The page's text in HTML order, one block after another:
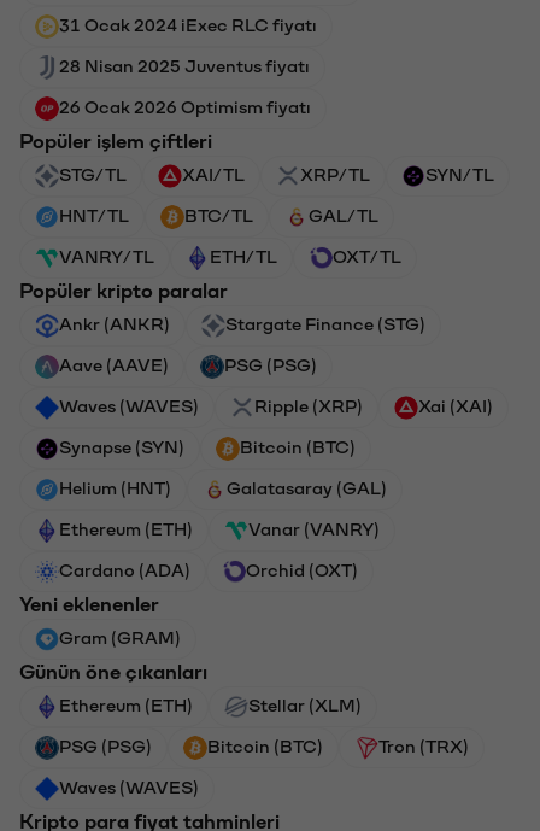
31 Ocak 2024 iExec RLC fiyatı
28 Nisan 2025 Juventus fiyatı
26 Ocak 2026 Optimism fiyatı
Popüler işlem çiftleri
STG/TL XAI/TL XRP/TL SYN/TL
HNT/TL BTC/TL GAL/TL
VANRY/TL ETH/TL OXT/TL
Popüler kripto paralar
Ankr (ANKR) Stargate Finance (STG)
Aave (AAVE) PSG (PSG)
Waves (WAVES) Ripple (XRP) Xai (XAI)
Synapse (SYN) Bitcoin (BTC)
Helium (HNT) Galatasaray (GAL)
Ethereum (ETH) Vanar (VANRY)
Cardano (ADA) Orchid (OXT)
Yeni eklenenler
Gram (GRAM)
Günün öne çıkanları
Ethereum (ETH) Stellar (XLM)
PSG (PSG) Bitcoin (BTC) Tron (TRX)
Waves (WAVES)
Kripto para fiyat tahminleri